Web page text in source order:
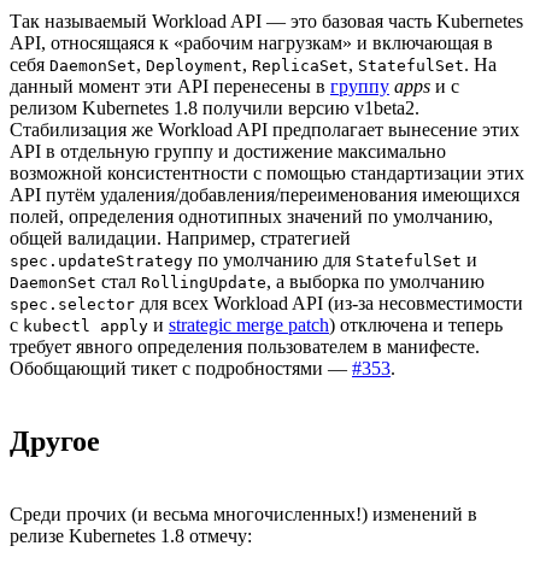
Так называемый Workload API — это базовая часть Kubernetes
API, относящаяся к «рабочим нагрузкам» и включающая в
себя DaemonSet, Deployment, ReplicaSet, StatefulSet. На
данный момент эти API перенесены в группу apps и с
релизом Kubernetes 1.8 получили версию v1beta2.
Стабилизация же Workload API предполагает вынесение этих
API в отдельную группу и достижение максимально
возможной консистентности с помощью стандартизации этих
API путём удаления/добавления/переименования имеющихся
полей, определения однотипных значений по умолчанию,
общей валидации. Например, стратегией
spec.updateStrategy по умолчанию для StatefulSet и
DaemonSet стал RollingUpdate, а выборка по умолчанию
spec.selector для всех Workload API (из-за несовместимости
с kubectl apply и strategic merge patch) отключена и теперь
требует явного определения пользователем в манифесте.
Обобщающий тикет с подробностями — #353.
Другое
Среди прочих (и весьма многочисленных!) изменений в
релизе Kubernetes 1.8 отмечу: